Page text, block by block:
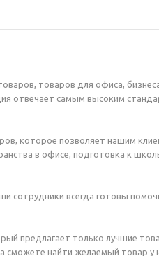
товаров для офиса,
отвечает самым высоким
которое позволяет нашим
в офисе, подготовка к
сотрудники всегда готовы
предлагает только лучшие
сможете найти желаемый товар у